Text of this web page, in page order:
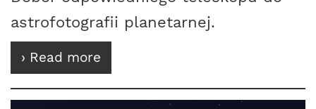
astrofotografii planetarnej.
› Read more